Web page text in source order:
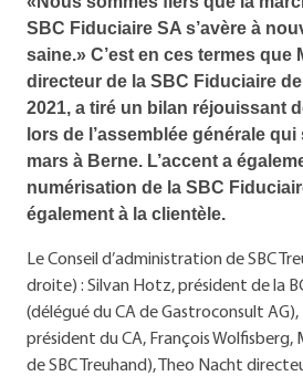
SBC Fiduciaire SA s’avère à
saine.» C’est en ces termes que
directeur de la SBC Fiduciaire
2021, a tiré un bilan réjouissant
lors de l’assemblée générale qui
mars à Berne. L’accent a
numérisation de la SBC
également à la clientèle.
Le Conseil d’administration de SBC
droite) : Silvan Hotz, président de la
(délégué du CA de Gastroconsult AG),
président du CA, François Wolfisberg,
de SBC Treuhand), Theo Nacht